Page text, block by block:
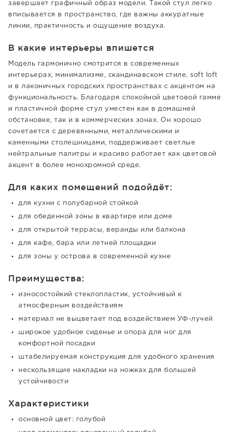
завершает графичный образ модели. Такой стул легко
вписывается в пространство, где важны аккуратные
линии, практичность и ощущение воздуха.
В какие интерьеры впишется
Модель гармонично смотрится в современных
интерьерах, минимализме, скандинавском стиле, soft loft
и в лаконичных городских пространствах с акцентом на
функциональность. Благодаря спокойной цветовой гамме
и пластичной форме стул уместен как в домашней
обстановке, так и в коммерческих зонах. Он хорошо
сочетается с деревянными, металлическими и
каменными столешницами, поддерживает светлые
нейтральные палитры и красиво работает как цветовой
акцент в более монохромной среде.
Для каких помещений подойдёт:
для кухни с полубарной стойкой
для обеденной зоны в квартире или доме
для открытой террасы, веранды или балкона
для кафе, бара или летней площадки
для зоны у острова в современной кухне
Преимущества:
износостойкий стеклопластик, устойчивый к
атмосферным воздействиям
материал не выцветает под воздействием УФ-лучей
широкое удобное сиденье и опора для ног для
комфортной посадки
штабелируемая конструкция для удобного хранения
нескользящие накладки на ножках для большей
устойчивости
Характеристики
основной цвет: голубой